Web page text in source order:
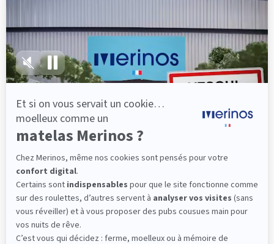
Dès 501,00 €
Découvrir
Fabrication Française
101 nuits d'essai*